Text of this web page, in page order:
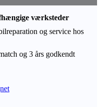
værksteder
og service hos
og 3 års godkendt